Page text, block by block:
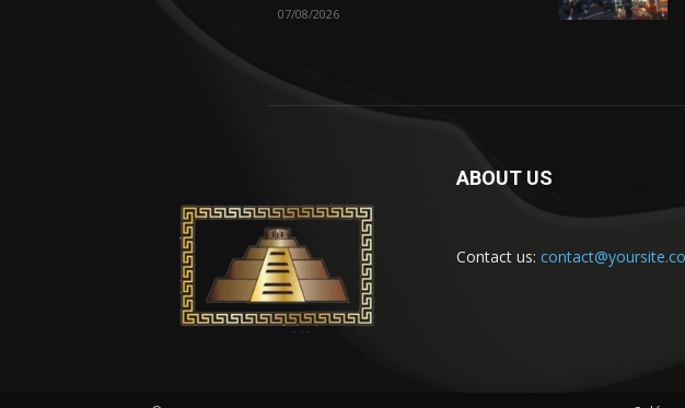
07/08/2026
ABOUT US
Contact us: